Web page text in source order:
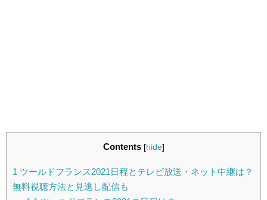
Contents [hide]
1 ツールドフランス2021日程とテレビ放送・ネット中継は？
無料視聴方法と見逃し配信も